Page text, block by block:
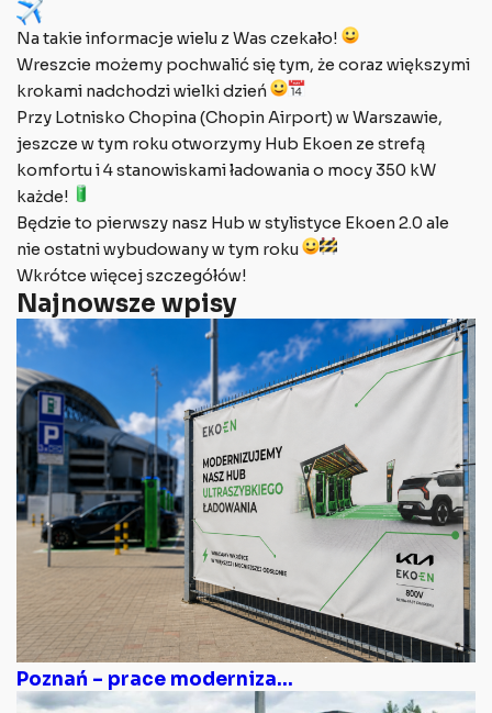
Na takie informacje wielu z Was czekało!
Wreszcie możemy pochwalić się tym, że coraz większymi
krokami nadchodzi wielki dzień
Przy Lotnisko Chopina (Chopin Airport) w Warszawie,
jeszcze w tym roku otworzymy Hub Ekoen ze strefą
komfortu i 4 stanowiskami ładowania o mocy 350 kW
każde!
Będzie to pierwszy nasz Hub w stylistyce Ekoen 2.0 ale
nie ostatni wybudowany w tym roku
Wkrótce więcej szczegółów!
Najnowsze wpisy
Poznań – prace moderniza...